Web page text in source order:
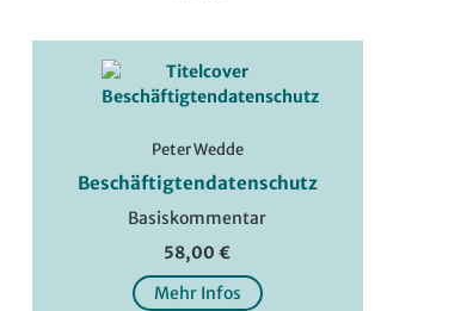
Peter Wedde
Beschäftigtendatenschutz
Basiskommentar
58,00 €
Mehr Infos